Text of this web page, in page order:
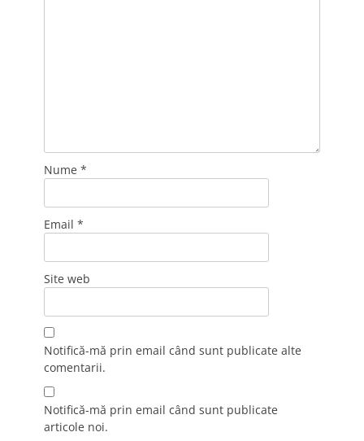
Nume *
Email *
Site web
Notifică-mă prin email când sunt publicate alte
comentarii.
Notifică-mă prin email când sunt publicate
articole noi.